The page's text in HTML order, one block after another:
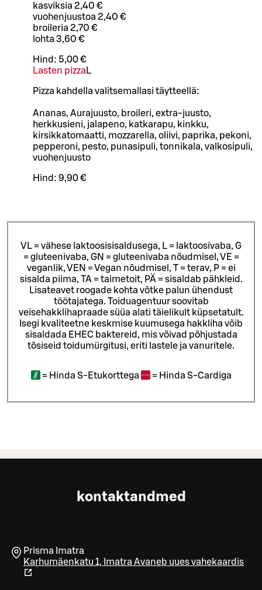
kasviksia 2,40 €
vuohenjuustoa 2,40 €
broileria 2,70 €
lohta 3,60 €
Hind: 5,00 €
Lasten pizza L
Pizza kahdella valitsemallasi täytteellä:
Ananas, Aurajuusto, broileri, extra-juusto,
herkkusieni, jalapeno, katkarapu, kinkku,
kirsikkatomaatti, mozzarella, oliivi, paprika, pekoni,
pepperoni, pesto, punasipuli, tonnikala, valkosipuli,
vuohenjuusto
Hind: 9,90 €
VL = vähese laktoosisisaldusega, L = laktoosivaba, G
= gluteenivaba, GN = gluteenivaba nõudmisel, VE =
veganlik, VEN = Vegan nõudmisel, T = terav, P = ei
sisalda piima, TA = taimetoit, PÄ = sisaldab pähkleid.
Lisateavet roogade kohta võtke palun ühendust
töötajatega. Toiduagentuur soovitab
veisehakklihapraade süüa alati täielikult küpsetatult.
Isegi kvaliteetne keskmise kuumusega hakkliha võib
sisaldada EHEC baktereid, mis võivad põhjustada
tõsiseid toidumürgitusi, eriti lastele ja vanuritele.
= Hinda S-Etukorttega = Hinda S-Cardiga
kontaktandmed
Prisma Imatra
Karhumäenkatu 1, Imatra Avaneb uues vahekaardis